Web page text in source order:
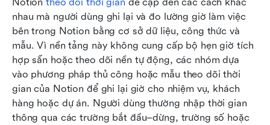
nhau mà người dùng ghi lại và đo lường giờ làm việc
bên trong Notion bằng cơ sở dữ liệu, công thức và
mẫu. Vì nền tảng này không cung cấp bộ hẹn giờ tích
hợp sẵn hoặc theo dõi nền tự động, các nhóm dựa
vào phương pháp thủ công hoặc mẫu theo dõi thời
gian của Notion để ghi lại giờ cho nhiệm vụ, khách
hàng hoặc dự án. Người dùng thường nhập thời gian
thông qua các trường bắt đầu–dừng, trường số hoặc